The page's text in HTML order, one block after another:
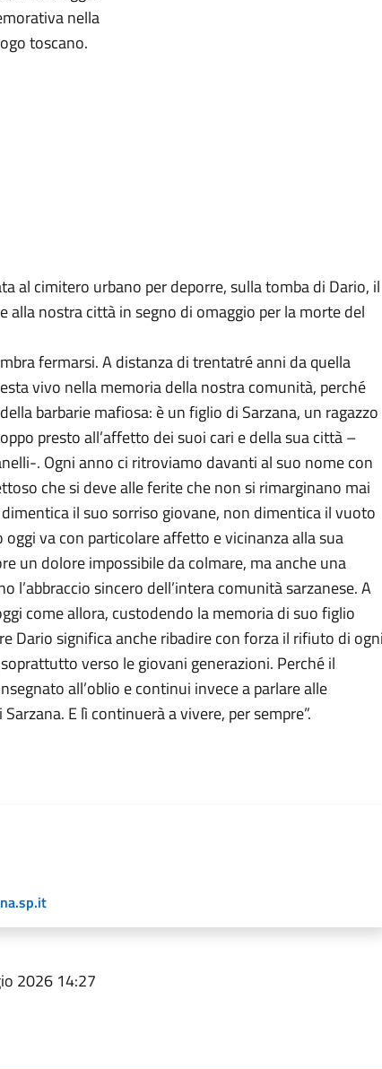
nella
toscano.
al cimitero urbano per deporre, sulla tomba di Dario, il
alla nostra città in segno di omaggio per la morte del
fermarsi. A distanza di trentatré anni da quella
vivo nella memoria della nostra comunità, perché
barbarie mafiosa: è un figlio di Sarzana, un ragazzo
presto all’affetto dei suoi cari e della sua città –
. Ogni anno ci ritroviamo davanti al suo nome con
che si deve alle ferite che non si rimarginano mai
il suo sorriso giovane, non dimentica il vuoto
va con particolare affetto e vicinanza alla sua
un dolore impossibile da colmare, ma anche una
sincero dell’intera comunità sarzanese. A
come allora, custodendo la memoria di suo figlio
Dario significa anche ribadire con forza il rifiuto di ogni
verso le giovani generazioni. Perché il
all’oblio e continui invece a parlare alle
E lì continuerà a vivere, per sempre”.
2026 14:27